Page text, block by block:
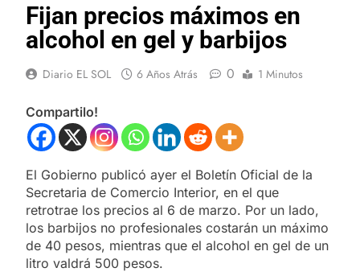
Fijan precios máximos en
alcohol en gel y barbijos
Diario EL SOL 6 Años Atrás 0 1 Minutos
Compartilo!
El Gobierno publicó ayer el Boletín Oficial de la
Secretaria de Comercio Interior, en el que
retrotrae los precios al 6 de marzo. Por un lado,
los barbijos no profesionales costarán un máximo
de 40 pesos, mientras que el alcohol en gel de un
litro valdrá 500 pesos.